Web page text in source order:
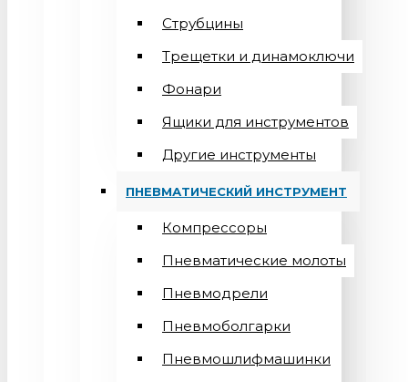
Струбцины
Трещетки и динамоключи
Фонари
Ящики для инструментов
Другие инструменты
ПНЕВМАТИЧЕСКИЙ ИНСТРУМЕНТ
Компрессоры
Пневматические молоты
Пневмодрели
Пневмоболгарки
Пневмошлифмашинки